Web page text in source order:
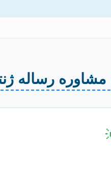
مشاوره رساله